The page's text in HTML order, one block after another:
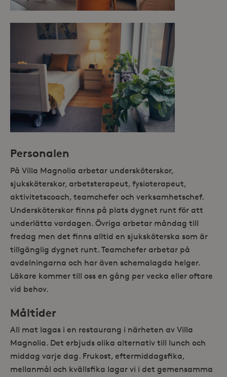
Personalen
På Villa Magnolia arbetar undersköterskor,
sjuksköterskor, arbetsterapeut, fysioterapeut,
aktivitetscoach, teamchefer och verksamhetschef.
Undersköterskor finns på plats dygnet runt för att
underlätta vardagen. Övriga arbetar måndag till
fredag men det finns alltid en sjuksköterska som är
tillgänglig dygnet runt. Teamchefer arbetar på
avdelningarna och har även schemalagda helger.
Läkare kommer till oss en gång per vecka eller oftare
vid behov.
Måltider
All mat lagas i en restaurang i närheten av Villa
Magnolia. Det erbjuds olika alternativ till lunch och
middag varje dag. Frukost, eftermiddagsfika,
mellanmål och kvällsfika lagar vi i det gemensamma